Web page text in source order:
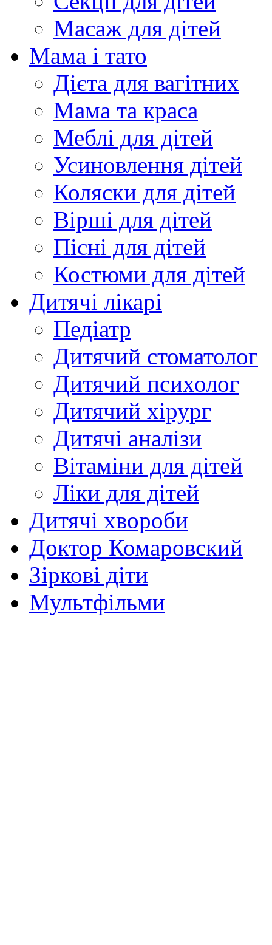
Масаж для дітей
Мама і тато
Дієта для вагітних
Мама та краса
Меблі для дітей
Усиновлення дітей
Коляски для дітей
Вірші для дітей
Пісні для дітей
Костюми для дітей
Дитячі лікарі
Педіатр
Дитячий стоматолог
Дитячий психолог
Дитячий хірург
Дитячі аналізи
Вітаміни для дітей
Ліки для дітей
Дитячі хвороби
Доктор Комаровский
Зіркові діти
Мультфільми